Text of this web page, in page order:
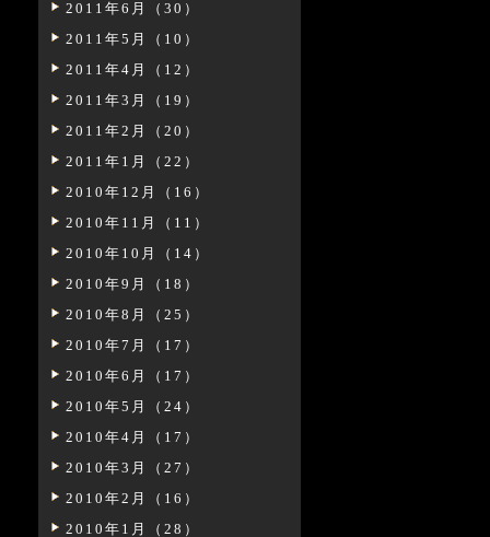
2011年6月（30）
2011年5月（10）
2011年4月（12）
2011年3月（19）
2011年2月（20）
2011年1月（22）
2010年12月（16）
2010年11月（11）
2010年10月（14）
2010年9月（18）
2010年8月（25）
2010年7月（17）
2010年6月（17）
2010年5月（24）
2010年4月（17）
2010年3月（27）
2010年2月（16）
2010年1月（28）